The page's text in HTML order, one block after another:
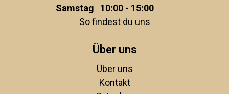
Samstag
10:00 - 15:00
So findest du uns
Über uns
Über uns
Kontakt